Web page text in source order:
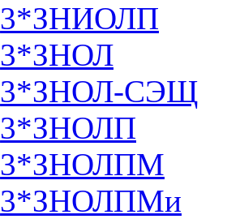
3*ЗНИОЛП
3*ЗНОЛ
3*ЗНОЛ-СЭЩ
3*ЗНОЛП
3*ЗНОЛПМ
3*ЗНОЛПМи